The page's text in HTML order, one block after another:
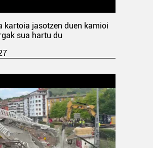
kartoia jasotzen duen kamioi
sua hartu du